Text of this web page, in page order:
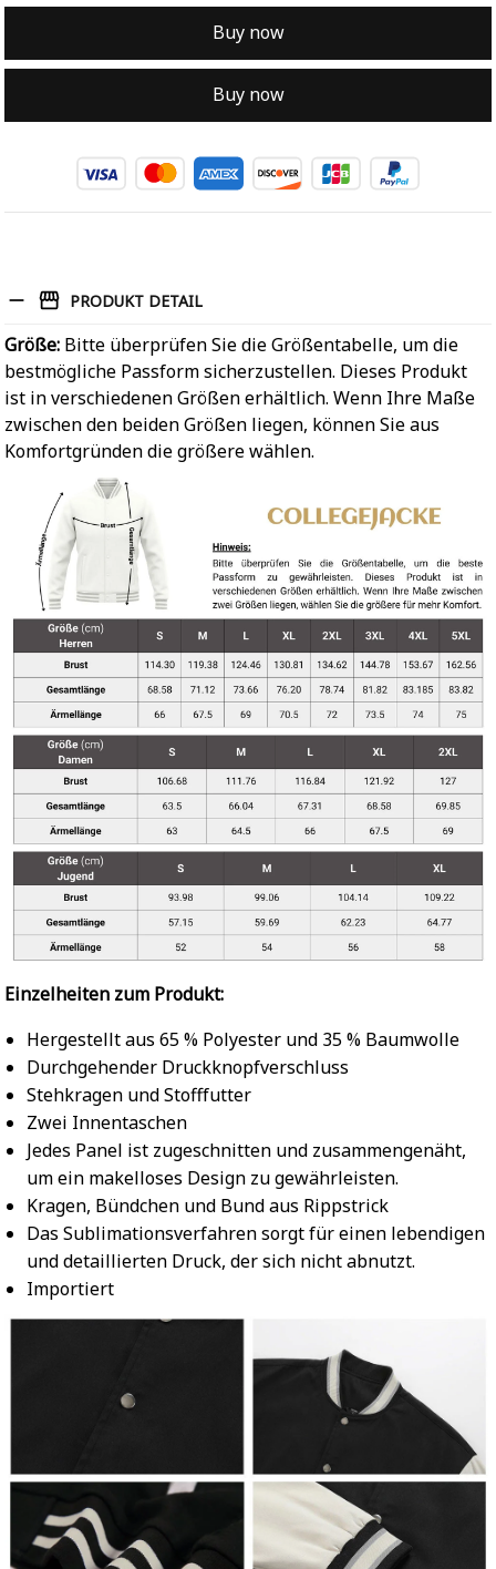
Buy now
Buy now
PRODUKT DETAIL
Größe: Bitte überprüfen Sie die Größentabelle, um die
bestmögliche Passform sicherzustellen. Dieses Produkt
ist in verschiedenen Größen erhältlich. Wenn Ihre Maße
zwischen den beiden Größen liegen, können Sie aus
Komfortgründen die größere wählen.
Einzelheiten zum Produkt:
Hergestellt aus 65 % Polyester und 35 % Baumwolle
Durchgehender Druckknopfverschluss
Stehkragen und Stofffutter
Zwei Innentaschen
Jedes Panel ist zugeschnitten und zusammengenäht,
um ein makelloses Design zu gewährleisten.
Kragen, Bündchen und Bund aus Rippstrick
Das Sublimationsverfahren sorgt für einen lebendigen
und detaillierten Druck, der sich nicht abnutzt.
Importiert